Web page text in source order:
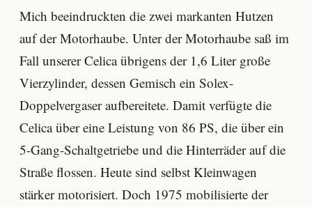
Mich beeindruckten die zwei markanten Hutzen
auf der Motorhaube. Unter der Motorhaube saß im
Fall unserer Celica übrigens der 1,6 Liter große
Vierzylinder, dessen Gemisch ein Solex-
Doppelvergaser aufbereitete. Damit verfügte die
Celica über eine Leistung von 86 PS, die über ein
5-Gang-Schaltgetriebe und die Hinterräder auf die
Straße flossen. Heute sind selbst Kleinwagen
stärker motorisiert. Doch 1975 mobilisierte der